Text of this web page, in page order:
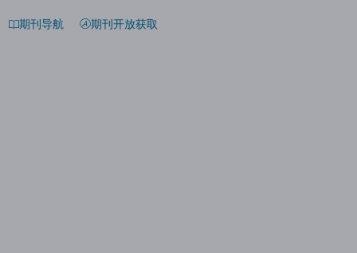
期刊导航 期刊开放获取